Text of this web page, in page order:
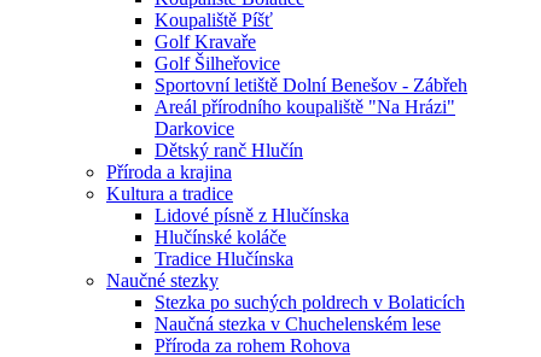
Koupaliště Píšť
Golf Kravaře
Golf Šilheřovice
Sportovní letiště Dolní Benešov - Zábřeh
Areál přírodního koupaliště "Na Hrázi"
Darkovice
Dětský ranč Hlučín
Příroda a krajina
Kultura a tradice
Lidové písně z Hlučínska
Hlučínské koláče
Tradice Hlučínska
Naučné stezky
Stezka po suchých poldrech v Bolaticích
Naučná stezka v Chuchelenském lese
Příroda za rohem Rohova